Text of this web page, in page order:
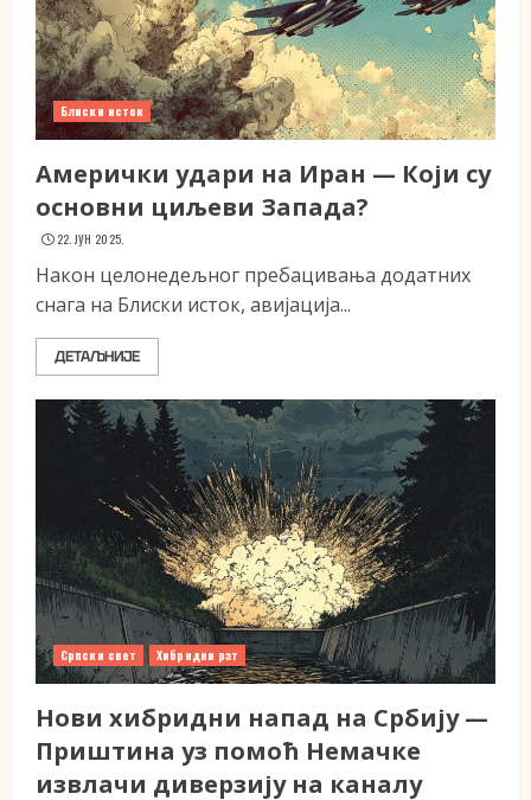
Блиски исток
Амерички удари на Иран — Који су
основни циљеви Запада?
22. ЈУН 2025.
Након целонедељног пребацивања додатних
снага на Блиски исток, авијација...
ДЕТАЉНИЈЕ
Српски свет Хибридни рат
Нови хибридни напад на Србију —
Приштина уз помоћ Немачке
извлачи диверзију на каналу